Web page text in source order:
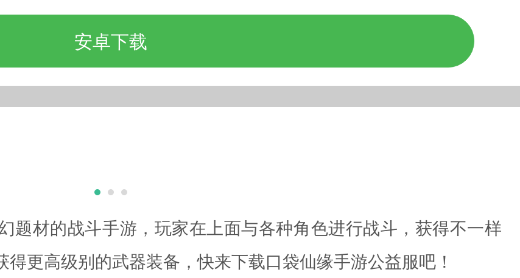
安卓下载
题材的战斗手游，玩家在上面与各种角色进行战斗，获得不一样
更高级别的武器装备，快来下载口袋仙缘手游公益服吧！